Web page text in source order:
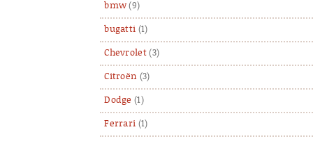
bmw (9)
bugatti (1)
Chevrolet(3)
Citroën (3)
Dodge (1)
Ferrari (1)